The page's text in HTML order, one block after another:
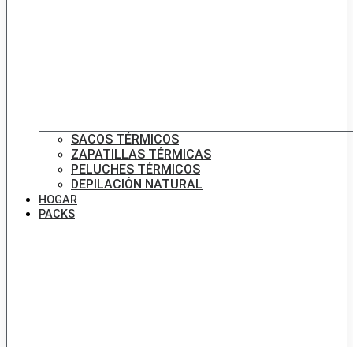
SACOS TÉRMICOS
ZAPATILLAS TÉRMICAS
PELUCHES TÉRMICOS
DEPILACIÓN NATURAL
HOGAR
PACKS